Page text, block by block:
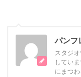
パンフ
スタジ
してい
にまつ